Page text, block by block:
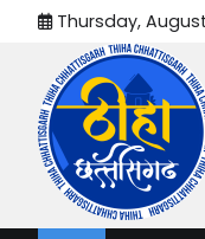
content
Thursday,